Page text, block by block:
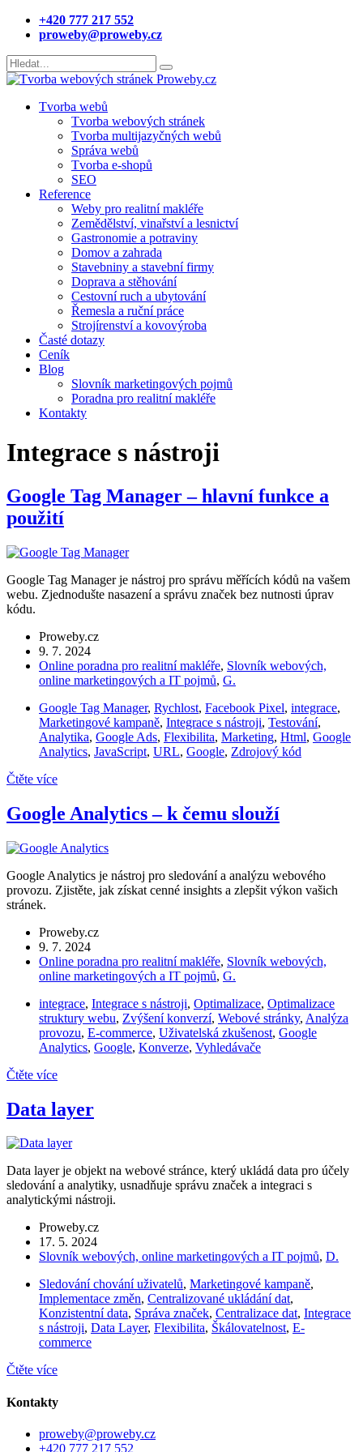
+420 777 217 552
proweby@proweby.cz
Tvorba webů
Tvorba webových stránek
Tvorba multijazyčných webů
Správa webů
Tvorba e-shopů
SEO
Reference
Weby pro realitní makléře
Zemědělství, vinařství a lesnictví
Gastronomie a potraviny
Domov a zahrada
Stavebniny a stavební firmy
Doprava a stěhování
Cestovní ruch a ubytování
Řemesla a ruční práce
Strojírenství a kovovýroba
Časté dotazy
Ceník
Blog
Slovník marketingových pojmů
Poradna pro realitní makléře
Kontakty
Integrace s nástroji
Google Tag Manager – hlavní funkce a
použití
Google Tag Manager je nástroj pro správu měřících kódů na vašem
webu. Zjednodušte nasazení a správu značek bez nutnosti úprav
kódu.
Proweby.cz
9. 7. 2024
Online poradna pro realitní makléře, Slovník webových,
online marketingových a IT pojmů, G.
Google Tag Manager, Rychlost, Facebook Pixel, integrace,
Marketingové kampaně, Integrace s nástroji, Testování,
Analytika, Google Ads, Flexibilita, Marketing, Html, Google
Analytics, JavaScript, URL, Google, Zdrojový kód
Čtěte více
Google Analytics – k čemu slouží
Google Analytics je nástroj pro sledování a analýzu webového
provozu. Zjistěte, jak získat cenné insights a zlepšit výkon vašich
stránek.
Proweby.cz
9. 7. 2024
Online poradna pro realitní makléře, Slovník webových,
online marketingových a IT pojmů, G.
integrace, Integrace s nástroji, Optimalizace, Optimalizace
struktury webu, Zvýšení konverzí, Webové stránky, Analýza
provozu, E-commerce, Uživatelská zkušenost, Google
Analytics, Google, Konverze, Vyhledávače
Čtěte více
Data layer
Data layer je objekt na webové stránce, který ukládá data pro účely
sledování a analytiky, usnadňuje správu značek a integraci s
analytickými nástroji.
Proweby.cz
17. 5. 2024
Slovník webových, online marketingových a IT pojmů, D.
Sledování chování uživatelů, Marketingové kampaně,
Implementace změn, Centralizované ukládání dat,
Konzistentní data, Správa značek, Centralizace dat, Integrace
s nástroji, Data Layer, Flexibilita, Škálovatelnost, E-
commerce
Čtěte více
Kontakty
proweby@proweby.cz
+420 777 217 552